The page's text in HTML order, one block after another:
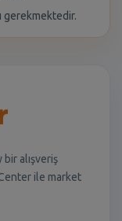
gerekmektedir.
bir alışveriş
ile market